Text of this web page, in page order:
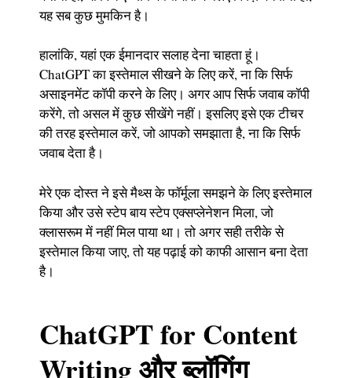
यह सब कुछ मुमकिन है।
हालांकि, यहां एक ईमानदार सलाह देना चाहता हूं।
ChatGPT का इस्तेमाल सीखने के लिए करें, ना कि सिर्फ
असाइनमेंट कॉपी करने के लिए। अगर आप सिर्फ जवाब कॉपी
करेंगे, तो असल में कुछ सीखेंगे नहीं। इसलिए इसे एक टीचर
की तरह इस्तेमाल करें, जो आपको समझाता है, ना कि सिर्फ
जवाब देता है।
मेरे एक दोस्त ने इसे मैथ्स के फॉर्मूला समझने के लिए इस्तेमाल
किया और उसे स्टेप बाय स्टेप एक्सप्लेनेशन मिला, जो
क्लासरूम में नहीं मिल पाया था। तो अगर सही तरीके से
इस्तेमाल किया जाए, तो यह पढ़ाई को काफी आसान बना देता
है।
ChatGPT for Content
Writing और ब्लॉगिंग